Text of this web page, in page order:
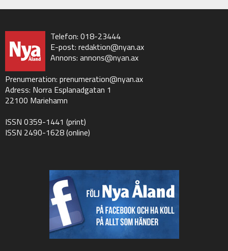
Telefon: 018-23444
E-post: redaktion@nyan.ax
Annons: annons@nyan.ax
Prenumeration: prenumeration@nyan.ax
Adress: Norra Esplanadgatan 1
22100 Mariehamn
ISSN 0359-1441 (print)
ISSN 2490-1628 (online)